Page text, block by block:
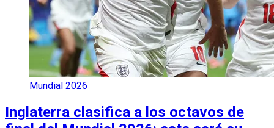
Mundial 2026
Inglaterra clasifica a los octavos de